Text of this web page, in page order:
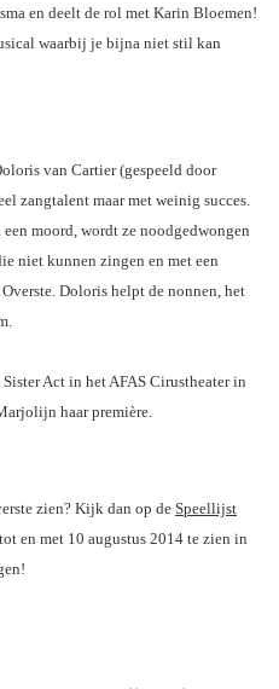
en deelt de rol met Karin Bloemen!
waarbij je bijna niet stil kan
van Cartier (gespeeld door
zangtalent maar met weinig succes.
moord, wordt ze noodgedwongen
niet kunnen zingen en met een
Doloris helpt de nonnen, het
Act in het AFAS Cirustheater in
haar première.
zien? Kijk dan op de Speellijst
en met 10 augustus 2014 te zien in